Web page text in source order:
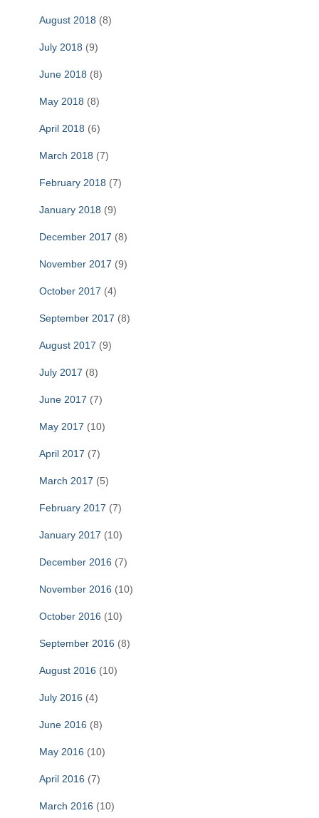
August 2018 (8)
July 2018 (9)
June 2018 (8)
May 2018 (8)
April 2018 (6)
March 2018 (7)
February 2018 (7)
January 2018 (9)
December 2017 (8)
November 2017 (9)
October 2017 (4)
September 2017 (8)
August 2017 (9)
July 2017 (8)
June 2017 (7)
May 2017 (10)
April 2017 (7)
March 2017 (5)
February 2017 (7)
January 2017 (10)
December 2016 (7)
November 2016 (10)
October 2016 (10)
September 2016 (8)
August 2016 (10)
July 2016 (4)
June 2016 (8)
May 2016 (10)
April 2016 (7)
March 2016 (10)